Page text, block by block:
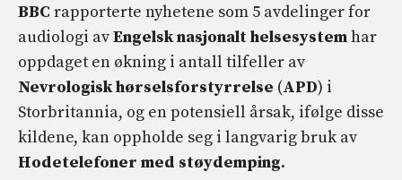
BBC rapporterte nyhetene som 5 avdelinger for
audiologi avEngelsk nasjonalt helsesystemhar
oppdaget en økning i antall tilfeller av
Nevrologisk hørselsforstyrrelse (APD) i
Storbritannia, og en potensiell årsak, ifølge disse
kildene, kan oppholde seg i langvarig bruk av
Hodetelefoner med støydemping.